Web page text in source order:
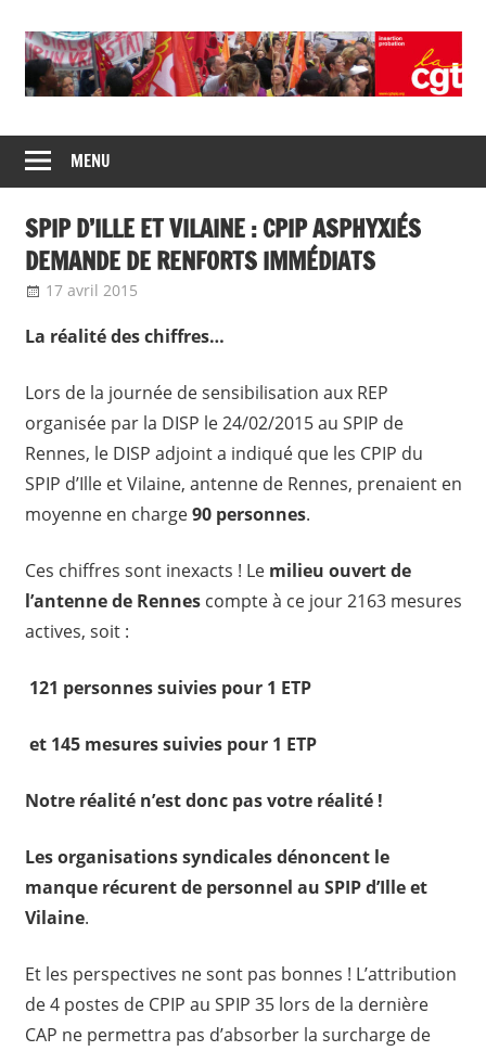
content
CGT
insertion
probation
de
syndicats
CGT
insertion
probation
MENU
SPIP D’ILLE ET VILAINE : CPIP ASPHYXIÉS
DEMANDE DE RENFORTS IMMÉDIATS
17 avril 2015
La réalité des chiffres…
Lors de la journée de sensibilisation aux REP
organisée par la DISP le 24/02/2015 au SPIP de
Rennes, le DISP adjoint a indiqué que les CPIP du
SPIP d’Ille et Vilaine, antenne de Rennes, prenaient en
moyenne en charge90 personnes.
Ces chiffres sont inexacts ! Le milieu ouvert de
l’antenne de Rennescompte à ce jour 2163 mesures
actives, soit :
121 personnes suivies pour 1 ETP
et 145 mesures suivies pour 1 ETP
Notre réalité n’est donc pas votre réalité !
Les organisations syndicales dénoncent le
manque récurent de personnel au SPIP d’Ille et
Vilaine.
Et les perspectives ne sont pas bonnes ! L’attribution
de 4 postes de CPIP au SPIP 35 lors de la dernière
CAP ne permettra pas d’absorber la surcharge de